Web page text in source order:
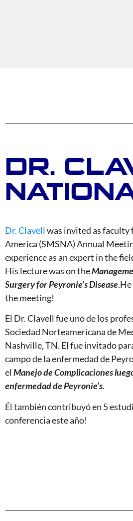
DR.
Dr. Clavellwas invited as faculty
America (SMSNA) Annual
experience as an expert in the
His lecture was on the
Surgery for Peyronie’s Disease
the meeting!
El Dr. Clavell fue uno de los
Sociedad Norteamericana de
Nashville, TN. El fue invitado
campo de la enfermedad de
el Manejo de Complicaciones
enfermedad de Peyronie’s.
Él también contribuyó en 5
conferencia este año!